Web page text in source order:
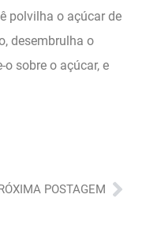
polvilha o açúcar de
desembrulha o
sobre o açúcar, e
POSTAGEM